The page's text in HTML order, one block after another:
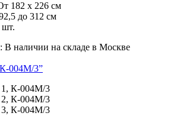
182 х 226 см
до 312 см
шт.
В наличии на складе в Москве
004М/3”